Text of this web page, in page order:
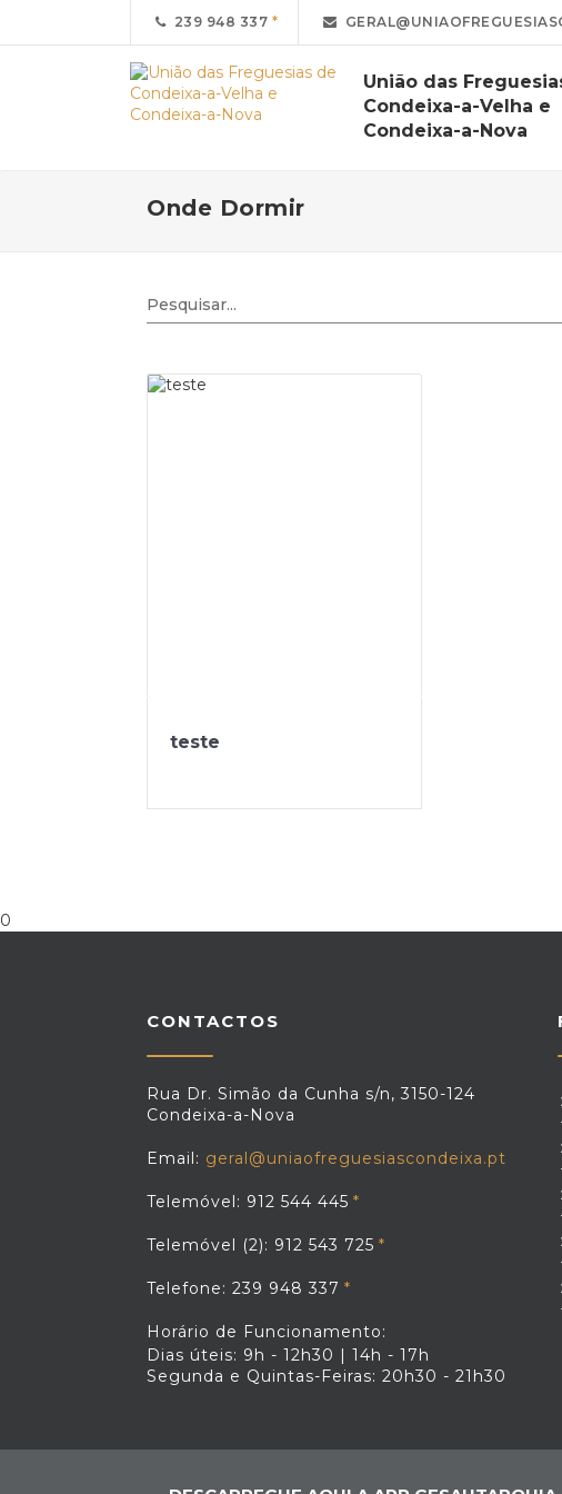
239 948 337
União das
Condeixa-a-Velha e
Condeixa-a-Nova
Onde Dormir
teste
0
CONTACTOS
Rua Dr. Simão da Cunha s/n, 3150-124
Condeixa-a-Nova
Email: geral@uniaofreguesiascondeixa.pt
Telemóvel: 912 544 445
Telemóvel (2): 912 543 725
Telefone: 239 948 337
Horário de Funcionamento:
Dias úteis: 9h - 12h30 | 14h - 17h
Segunda e Quintas-Feiras: 20h30 - 21h30